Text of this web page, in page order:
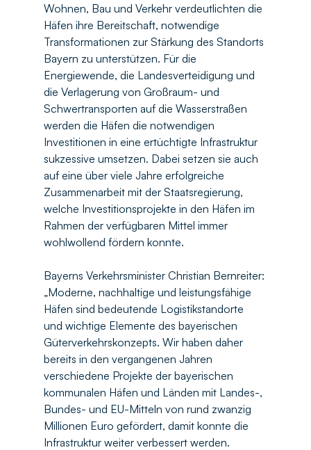
Wohnen, Bau und Verkehr verdeutlichten die
Häfen ihre Bereitschaft, notwendige
Transformationen zur Stärkung des Standorts
Bayern zu unterstützen. Für die
Energiewende, die Landesverteidigung und
die Verlagerung von Großraum- und
Schwertransporten auf die Wasserstraßen
werden die Häfen die notwendigen
Investitionen in eine ertüchtigte Infrastruktur
sukzessive umsetzen. Dabei setzen sie auch
auf eine über viele Jahre erfolgreiche
Zusammenarbeit mit der Staatsregierung,
welche Investitionsprojekte in den Häfen im
Rahmen der verfügbaren Mittel immer
wohlwollend fördern konnte.
Bayerns Verkehrsminister Christian Bernreiter:
„Moderne, nachhaltige und leistungsfähige
Häfen sind bedeutende Logistikstandorte
und wichtige Elemente des bayerischen
Güterverkehrskonzepts. Wir haben daher
bereits in den vergangenen Jahren
verschiedene Projekte der bayerischen
kommunalen Häfen und Länden mit Landes-,
Bundes- und EU-Mitteln von rund zwanzig
Millionen Euro gefördert, damit konnte die
Infrastruktur weiter verbessert werden.